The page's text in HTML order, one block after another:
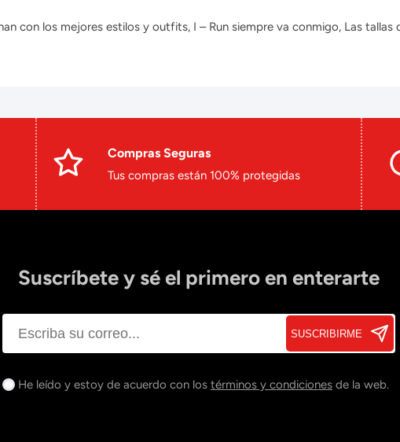
con los mejores estilos y outfits, I – Run siempre va conmigo, Las tallas
Compras Seguras
Tus compras están 100% protegidas
Suscríbete y sé el primero en enterarte
SUSCRIBIRME
He leído y estoy de acuerdo con los términos y condiciones de la web.